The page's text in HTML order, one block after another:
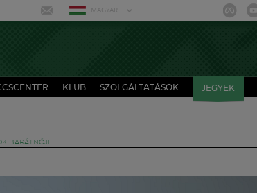
MAGYAR
KLUB SZOLGÁLTATÁSOK JEGYEK
BARÁTNŐJE